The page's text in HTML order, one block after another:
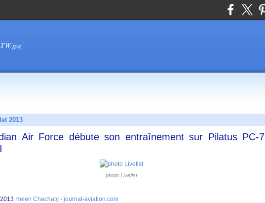
2013
Air Force débute son entraînement sur Pilatus PC-7
photo Livefist
Helen Chachaty - journal-aviation.com